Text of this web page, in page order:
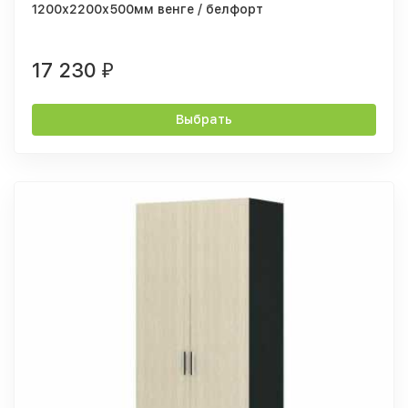
1200х2200х500мм венге / белфорт
17 230 ₽
Выбрать